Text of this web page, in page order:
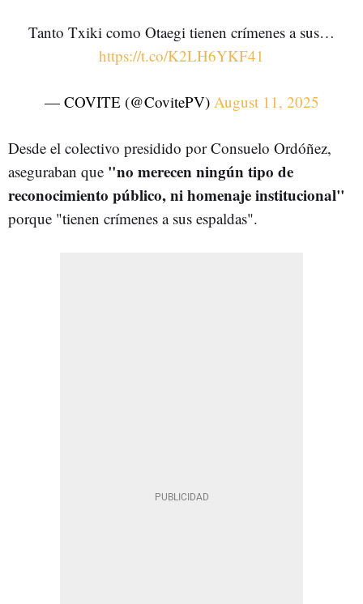
Tanto Txiki como Otaegi tienen crímenes a sus…
https://t.co/K2LH6YKF41
— COVITE (@CovitePV) August 11, 2025
Desde el colectivo presidido por Consuelo Ordóñez,
aseguraban que "no merecen ningún tipo de
reconocimiento público, ni homenaje institucional"
porque "tienen crímenes a sus espaldas".